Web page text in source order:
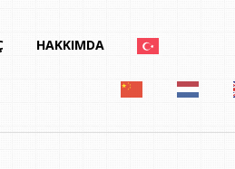
HAKKIMDA